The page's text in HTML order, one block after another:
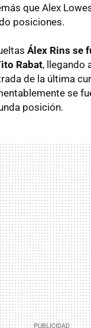
que Alex
posiciones.
Álex Rins se
Rabat, llegando
de la última
se
posición.